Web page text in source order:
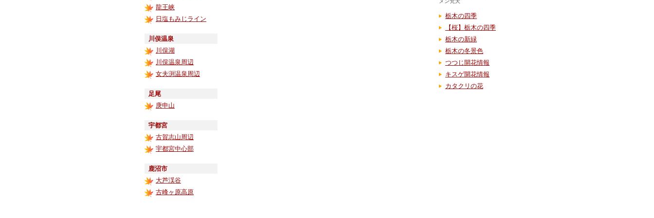
龍王峡
日塩もみじライン
川俣温泉
川俣湖
川俣温泉周辺
女夫渕温泉周辺
足尾
庚申山
宇都宮
古賀志山周辺
宇都宮中心部
鹿沼市
大芦渓谷
古峰ヶ原高原
栃木の四季
【桜】栃木の四季
栃木の新緑
栃木の冬景色
つつじ開花情報
キスゲ開花情報
カタクリの花